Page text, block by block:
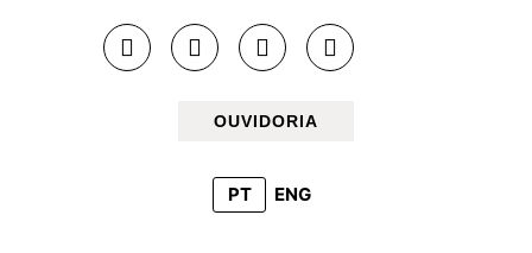
OUVIDORIA
PT ENG